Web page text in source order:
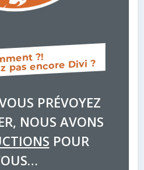
?!
pas encore Divi ?
PRÉVOYEZ
NOUS AVONS
POUR